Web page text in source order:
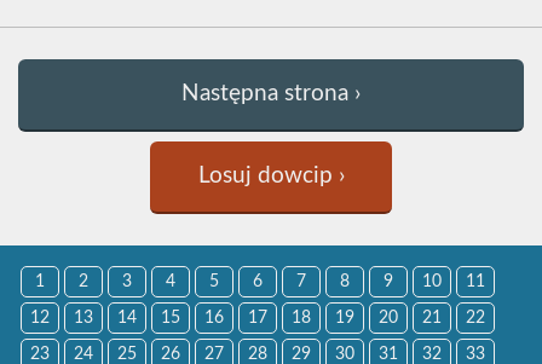
Następna strona ›
Losuj dowcip ›
1 2 3 4 5 6 7 8 9 10 11
12 13 14 15 16 17 18 19 20 21 22
23 24 25 26 27 28 29 30 31 32 33